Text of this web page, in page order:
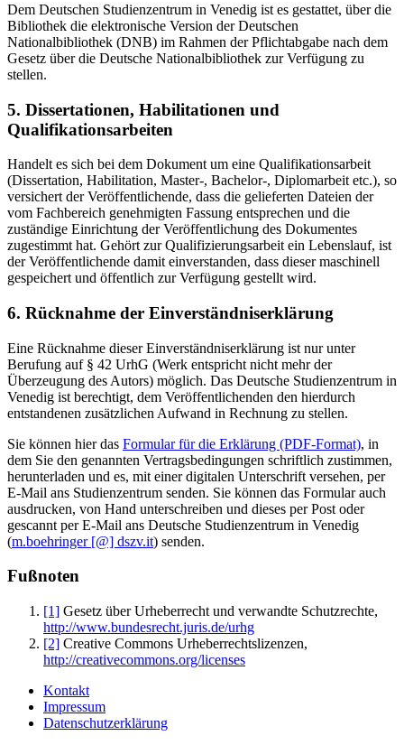
Dem Deutschen Studienzentrum in Venedig ist es gestattet, über die
Bibliothek die elektronische Version der Deutschen
Nationalbibliothek (DNB) im Rahmen der Pflichtabgabe nach dem
Gesetz über die Deutsche Nationalbibliothek zur Verfügung zu
stellen.
5. Dissertationen, Habilitationen und
Qualifikationsarbeiten
Handelt es sich bei dem Dokument um eine Qualifikationsarbeit
(Dissertation, Habilitation, Master-, Bachelor-, Diplomarbeit etc.), so
versichert der Veröffentlichende, dass die gelieferten Dateien der
vom Fachbereich genehmigten Fassung entsprechen und die
zuständige Einrichtung der Veröffentlichung des Dokumentes
zugestimmt hat. Gehört zur Qualifizierungsarbeit ein Lebenslauf, ist
der Veröffentlichende damit einverstanden, dass dieser maschinell
gespeichert und öffentlich zur Verfügung gestellt wird.
6. Rücknahme der Einverständniserklärung
Eine Rücknahme dieser Einverständniserklärung ist nur unter
Berufung auf § 42 UrhG (Werk entspricht nicht mehr der
Überzeugung des Autors) möglich. Das Deutsche Studienzentrum in
Venedig ist berechtigt, dem Veröffentlichenden den hierdurch
entstandenen zusätzlichen Aufwand in Rechnung zu stellen.
Sie können hier das Formular für die Erklärung (PDF-Format), in
dem Sie den genannten Vertragsbedingungen schriftlich zustimmen,
herunterladen und es, mit einer digitalen Unterschrift versehen, per
E-Mail ans Studienzentrum senden. Sie können das Formular auch
ausdrucken, von Hand unterschreiben und dieses per Post oder
gescannt per E-Mail ans Deutsche Studienzentrum in Venedig
(m.boehringer [@] dszv.it) senden.
Fußnoten
[1] Gesetz über Urheberrecht und verwandte Schutzrechte,
http://www.bundesrecht.juris.de/urhg
[2] Creative Commons Urheberrechtslizenzen,
http://creativecommons.org/licenses
Kontakt
Impressum
Datenschutzerklärung